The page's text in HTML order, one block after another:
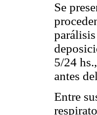
Se
5/24
antes
Entre